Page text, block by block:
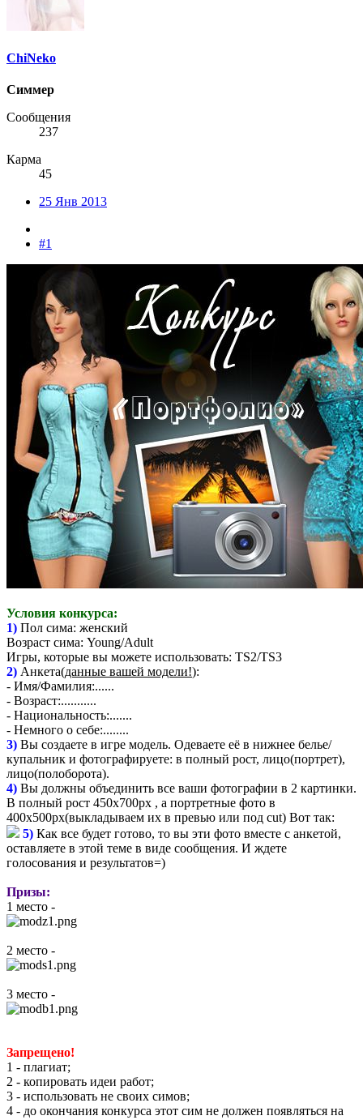
ChiNeko
Симмер
Сообщения
237
Карма
45
25 Янв 2013
#1
Условия конкурса:
1) Пол сима: женский
Возраст сима: Young/Adult
Игры, которые вы можете использовать: TS2/TS3
2) Анкета(данные вашей модели!):
- Имя/Фамилия:......
- Возраст:...........
- Национальность:.......
- Немного о себе:........
3) Вы создаете в игре модель. Одеваете её в нижнее белье/
купальник и фотографируете: в полный рост, лицо(портрет),
лицо(полоборота).
4) Вы должны объединить все ваши фотографии в 2 картинки.
В полный рост 450х700px , а портретные фото в
400х500px(выкладываем их в превью или под cut) Вот так:
5) Как все будет готово, то вы эти фото вместе с анкетой,
оставляете в этой теме в виде сообщения. И ждете
голосования и результатов=)
Призы:
1 место -
2 место -
3 место -
Запрещено!
1 - плагиат;
2 - копировать идеи работ;
3 - использовать не своих симов;
4 - до окончания конкурса этот сим не должен появляться на